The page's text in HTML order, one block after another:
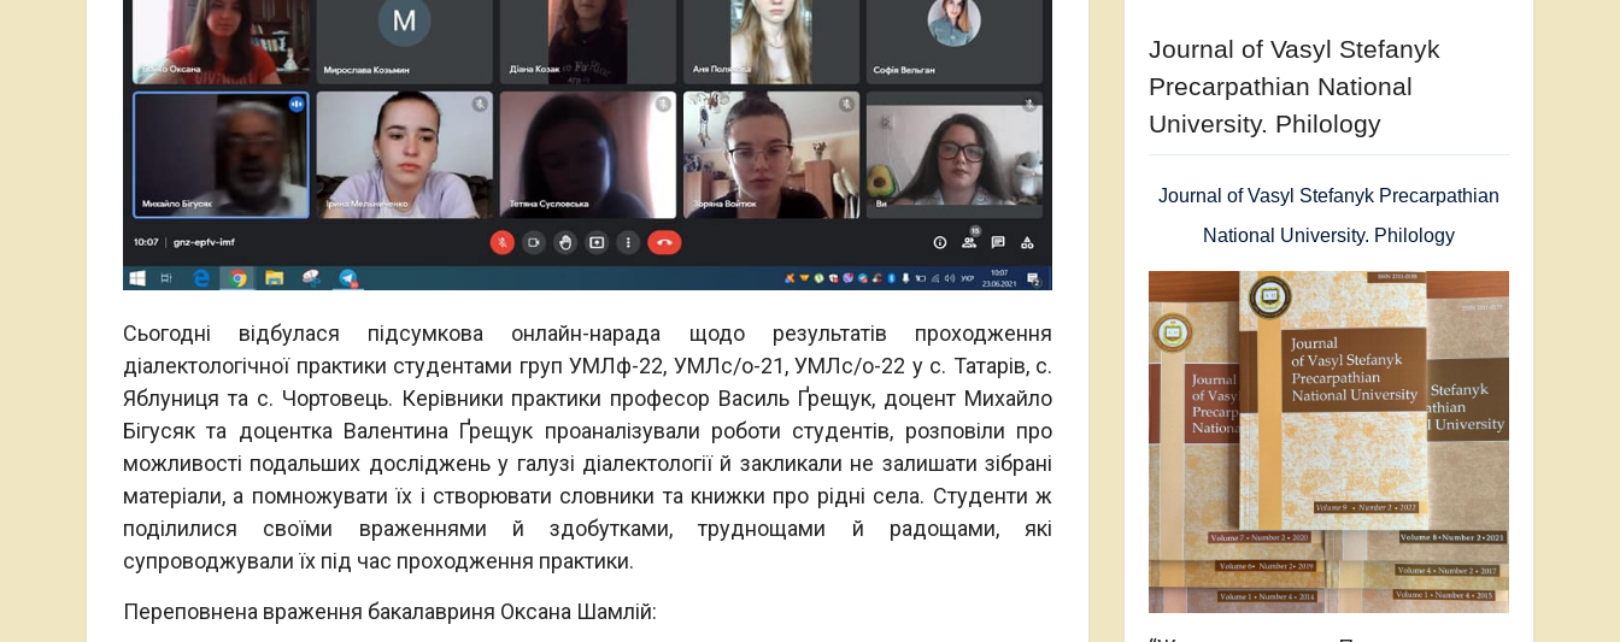
Сьогодні відбулася підсумкова онлайн-нарада щодо результатів проходження
діалектологічної практики студентами груп УМЛф-22, УМЛс/о-21, УМЛс/о-22 у с. Татарів, с.
Яблуниця та с. Чортовець. Керівники практики професор Василь Ґрещук, доцент Михайло
Бігусяк та доцентка Валентина Ґрещук проаналізували роботи студентів, розповіли про
можливості подальших досліджень у галузі діалектології й закликали не залишати зібрані
матеріали, а помножувати їх і створювати словники та книжки про рідні села. Студенти ж
поділилися своїми враженнями й здобутками, труднощами й радощами, які
супроводжували їх під час проходження практики.
Переповнена враження бакалавриня Оксана Шамлій:
Journal of Vasyl Stefanyk
Precarpathian National
University. Philology
Journal of Vasyl Stefanyk Precarpathian
National University. Philology